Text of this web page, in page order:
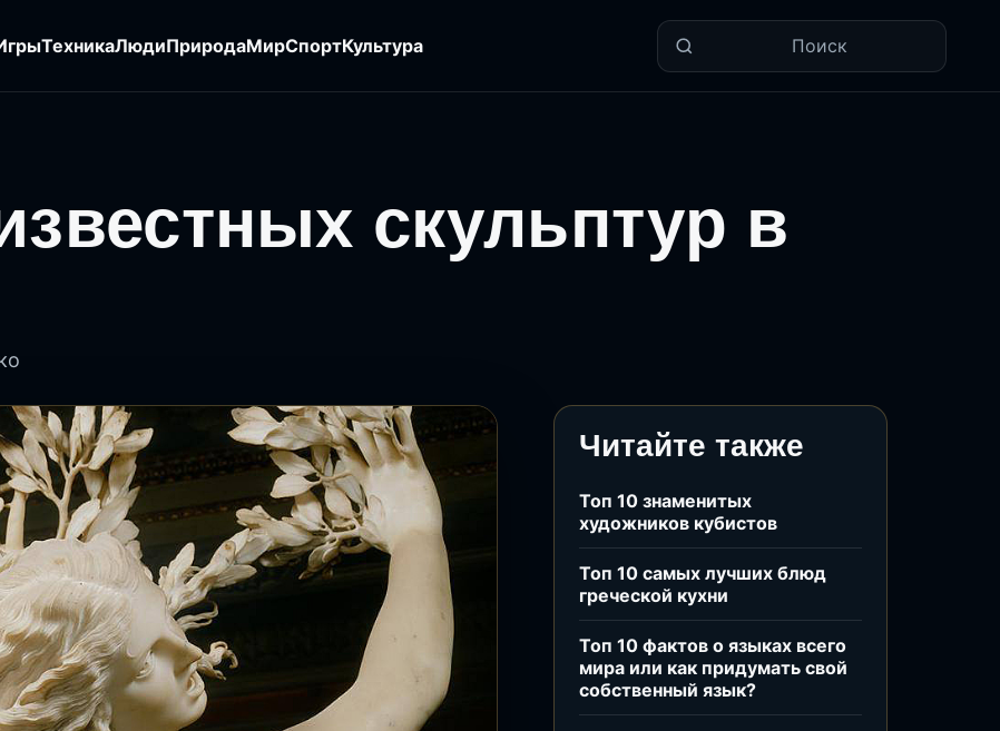
ТехникаЛюдиПриродаМирСпортКультура Поиск
скульптур в
Читайте также
Топ 10 знаменитых
художников кубистов
Топ 10 самых лучших блюд
греческой кухни
Топ 10 фактов о языках всего
мира или как придумать свой
собственный язык?